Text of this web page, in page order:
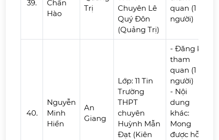
39.
Chấn
Hào
Trị
Chuyên Lê
Quý Đôn
(Quảng Trị)
quan (1
người)
40.
Nguyễn
Minh
Hiển
An
Giang
Lớp: 11 Tin
Trường
THPT
chuyên
Huỳnh Mẫn
Đạt (Kiên
- Đăng ký
tham
quan (1
người)
- Nội
dung
khác:
Mong
được hỗ